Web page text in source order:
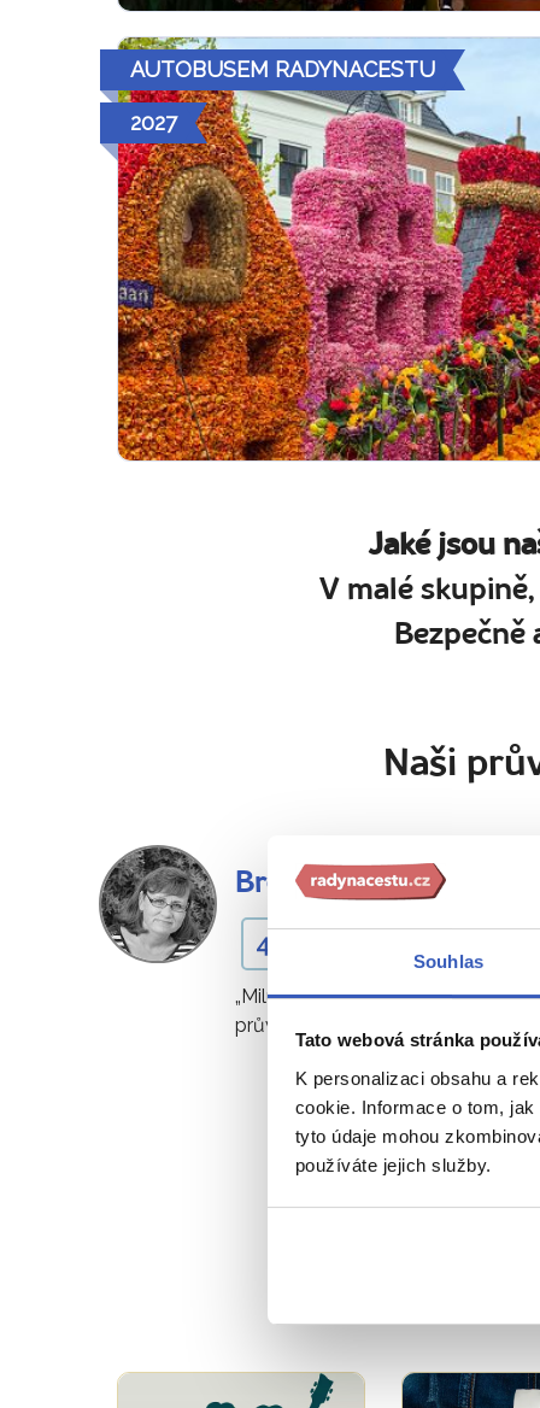
Souhlas
Tato webová stránka
K personalizaci obsahu a
cookie. Informace o tom,
tyto údaje mohou
používáte jejich služby.
AUTOBUSEM RADYNACESTU
2027
Jaké jsou
V malé
Naši
Bronislava
4 zájezdy
„Miluji svět a hlavně lidi. Proto
průvodcem."